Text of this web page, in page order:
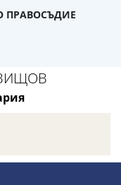
ПРАВОСЪДИЕ